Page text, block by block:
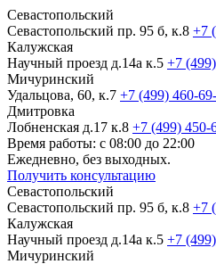
Севастопольский
Севастопольский пр. 95 б, к.8 +7
Калужская
Научный проезд д.14а к.5 +7
Мичуринский
Удальцова, 60, к.7 +7 (499) 460-
Дмитровка
Лобненская д.17 к.8 +7 (499) 450-
Время работы: с 08:00 до 22:00
Ежедневно, без выходных.
Получить консультацию
Севастопольский
Севастопольский пр. 95 б, к.8 +7
Калужская
Научный проезд д.14а к.5 +7
Мичуринский